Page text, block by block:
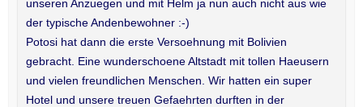
unseren Anzuegen und mit Helm ja nun auch nicht aus wie
der typische Andenbewohner :-)
Potosi hat dann die erste Versoehnung mit Bolivien
gebracht. Eine wunderschoene Altstadt mit tollen Haeusern
und vielen freundlichen Menschen. Wir hatten ein super
Hotel und unsere treuen Gefaehrten durften in der